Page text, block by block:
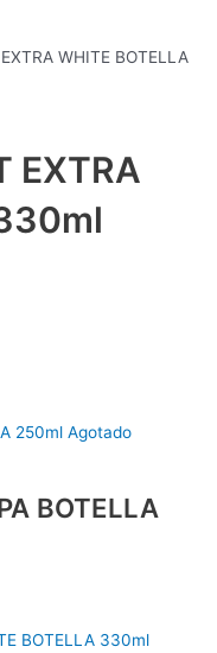
WHITE BOTELLA
EXTRA
Agotado
BOTELLA